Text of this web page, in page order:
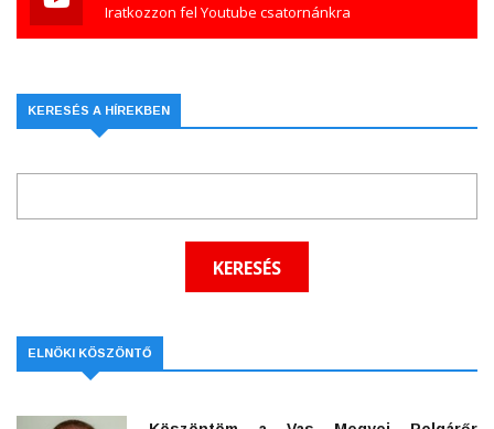
Iratkozzon fel Youtube csatornánkra
KERESÉS A HÍREKBEN
ELNÖKI KÖSZÖNTŐ